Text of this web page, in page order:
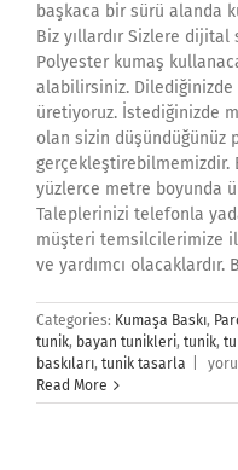
başkaca bir sürü alanda
Biz yıllardır Sizlere
Polyester kumaş
alabilirsiniz. Dilediğinizde
üretiyoruz. İstediğinizde
olan sizin düşündüğünüz
gerçekleştirebilmemizdir.
yüzlerce metre boyunda
Taleplerinizi telefonla
müşteri temsilcilerimize
ve yardımcı
Categories: Kumaşa Baskı,
tunik, bayan tunikleri, tunik,
baskıları, tunik tasarla
Tunik
için
Read More